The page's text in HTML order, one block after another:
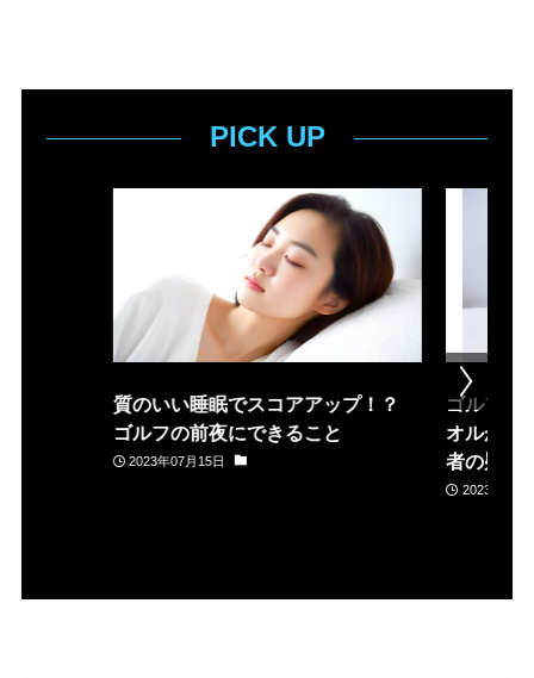
PICK UP
質のいい睡眠でスコアアップ！？
ゴルフの前夜にできること
2023年07月15日
ゴルフ場
オルが置
者の疑問
2023年05月